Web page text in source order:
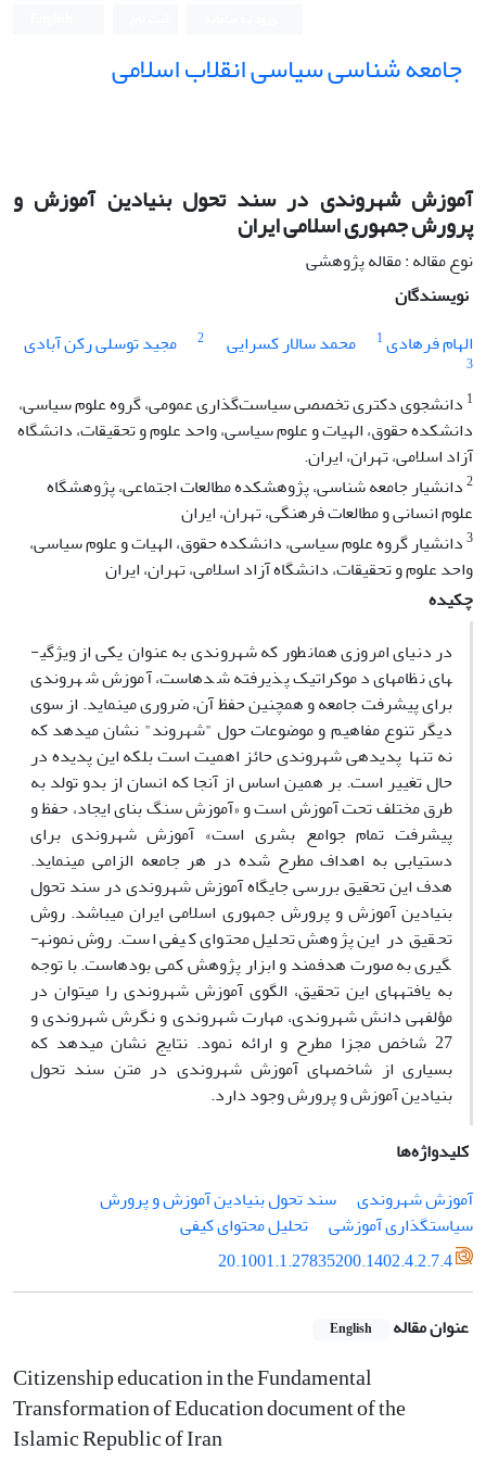
جامعه شناسی سیاسی انقلاب اسلامی
آموزش شهروندی در سند تحول بنیادین آموزش و
پرورش جمهوری اسلامی ایران
نوع مقاله : مقاله پژوهشی
نویسندگان
الهام فرهادی1 محمد سالار کسرایی 2 مجید توسلی رکن آبادی
3
1 دانشجوی دکتری تخصصی سیاست‌گذاری عمومی، گروه علوم سیاسی،
دانشکده حقوق، الهیات و علوم سیاسی، واحد علوم و تحقیقات، دانشگاه
آزاد اسلامی، تهران، ایران.
2دانشیار جامعه شناسی، پژوهشکده مطالعات اجتماعی، پژوهشگاه
علوم انسانی و مطالعات فرهنگی، تهران، ایران
3دانشیار گروه علوم سیاسی، دانشکده حقوق، الهیات و علوم سیاسی،
واحد علوم و تحقیقات، دانشگاه آزاد اسلامی، تهران، ایران
چکیده
در دنیای امروزی همانطور که شهروندی به عنوان یکی از ویژگی­
های نظام­های دموکراتیک پذیرفته شده­است، آموزش شهروندی
برای پیشرفت جامعه و همچنین حفظ آن، ضروری می­نماید. از سوی
دیگر تنوع مفاهیم و موضوعات حول "شهروند" نشان می­دهد که
نه تنها پدیده­ی شهروندی حائز اهمیت است بلکه این پدیده در
حال تغییر است. بر همین اساس از آنجا که انسان از بدو تولد به
طرق مختلف تحت آموزش است و «آموزش سنگ بنای ایجاد، حفظ و
پیشرفت تمام جوامع بشری است» آموزش شهروندی برای
دستیابی به اهداف مطرح شده در هر جامعه الزامی می­نماید.
هدف این تحقیق بررسی جایگاه آموزش شهروندی در سند تحول
بنیادین آموزش و پرورش جمهوری اسلامی ایران می­باشد. روش
تحقیق در این پژوهش تحلیل محتوای کیفی است. روش نمونه­
گیری بهصورتهدفمندو ابزار پژوهش کمی بوده­است. باتوجه
به یافته­های این تحقیق، الگوی آموزش شهروندی را می­توان در
مؤلفه­ی دانش شهروندی، مهارت شهروندی و نگرش شهروندی و
27 شاخص مجزا مطرح
و ارائه نمود. نتایج نشان می­دهد که
بسیاری از شاخص­های آموزش شهروندی در متن سند تحول
بنیادین آموزش و پرورش وجود دارد.
کلیدواژه‌ها
آموزش شهروندی
سند تحول بنیادین آموزش و پرورش
سیاستگذاری آموزشی
تحلیل محتوای کیفی
20.1001.1.27835200.1402.4.2.7.4
عنوان مقاله English
Citizenship education in the Fundamental
Transformation of Education document of the
Islamic Republic of Iran